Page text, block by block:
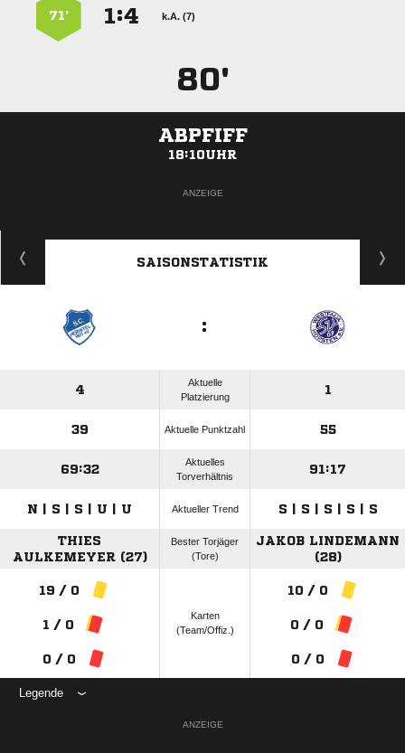
k.A. (7)
:
71’
80'
ABPFIFF
18:10UHR
ANZEIGE
SAISONSTATISTIK
:
4
Aktuelle
Platzierung
1
39 Aktuelle Punktzahl 55
69:32
Aktuelles
Torverhältnis
91:17
N | S | S | U | U Aktueller Trend S | S | S | S | S
THIES
AULKEMEYER (27)
Bester Torjäger
(Tore)
JAKOB LINDEMANN
(28)
19 / 0
1 / 0
0 / 0
Karten
(Team/Offiz.)
10 / 0
0 / 0
0 / 0
Legende
ANZEIGE